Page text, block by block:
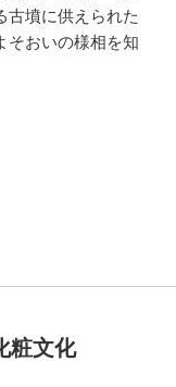
古墳に供えられた
そおいの様相を知
粧文化